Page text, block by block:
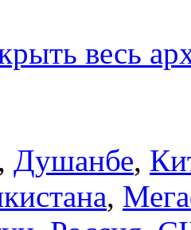
весь
, Душанбе,
,